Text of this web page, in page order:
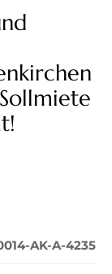
AK-A-4235